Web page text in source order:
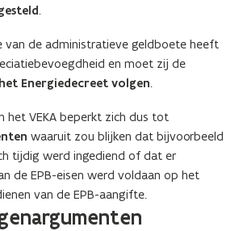
.
van de administratieve geldboete heeft
en moet zij de
Energiedecreet volgen.
het VEKA beperkt zich dus tot
waaruit zou blijken dat bijvoorbeeld
tijdig werd ingediend of dat er
de EPB-eisen werd voldaan op het
van de EPB-aangifte.